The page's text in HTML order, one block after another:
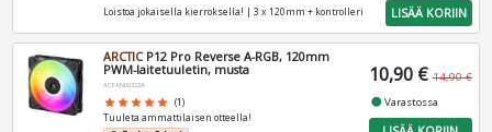
Loistoa jokaisella kierroksella! | 3 x 120mm + kontrolleri LISÄÄ KORIIN
ARCTICP12 Pro Reverse A-RGB, 120mm
PWM-laitetuuletin, musta
ACFAN00322A
star star star star star (1)
Tuuleta ammattilaisen otteella!
10,90 € 14,90 €
fiber_manual_recordVarastossa